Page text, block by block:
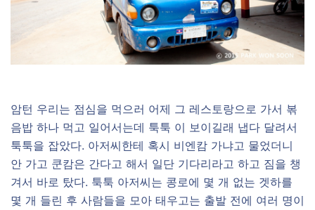
암턴 우리는 점심을 먹으러 어제 그 레스토랑으로 가서 볶
음밥 하나 먹고 일어서는데 툭툭 이 보이길래 냅다 달려서
툭툭을 잡았다. 아저씨한테 혹시 비엔캄 가냐고 물었더니
안 가고 쿤캄은 간다고 해서 일단 기다리라고 하고 짐을 챙
겨서 바로 탔다. 툭툭 아저씨는 콩로에 몇 개 없는 겟하를
몇 개 들린 후 사람들을 모아 태우고는 출발 전에 여러 명이